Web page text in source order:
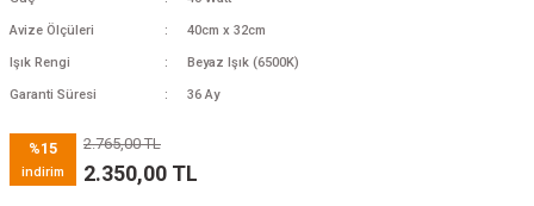
Avize Ölçüleri 40cm x 32cm
Işık Rengi Beyaz Işık (6500K)
Garanti Süresi 36 Ay
%15
indirim
2.765,00 TL
2.350,00 TL